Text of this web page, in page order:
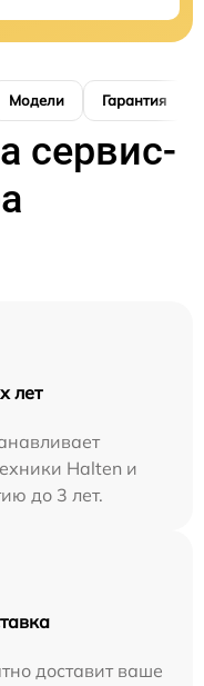
Модели Гарантия
сервис-
лет
Halten и
до 3 лет.
доставит ваше